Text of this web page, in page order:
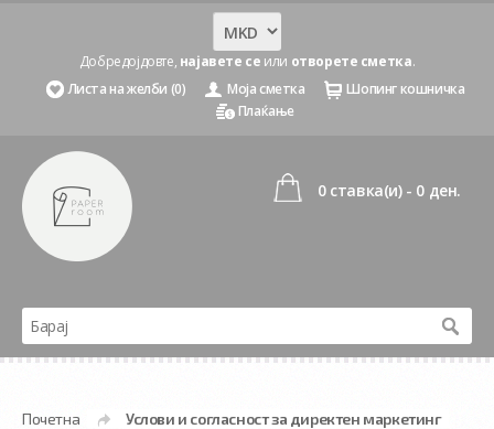
Добредојдовте, најавете се или отворете сметка.
Листа на желби (0)
Моја сметка
Шопинг кошничка
Плаќање
0 ставка(и) - 0 ден.
Почетна » Услови и согласност за директен маркетинг